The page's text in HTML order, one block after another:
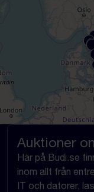
Auktioner
Här på Budi.se
inom allt från
IT och datorer,